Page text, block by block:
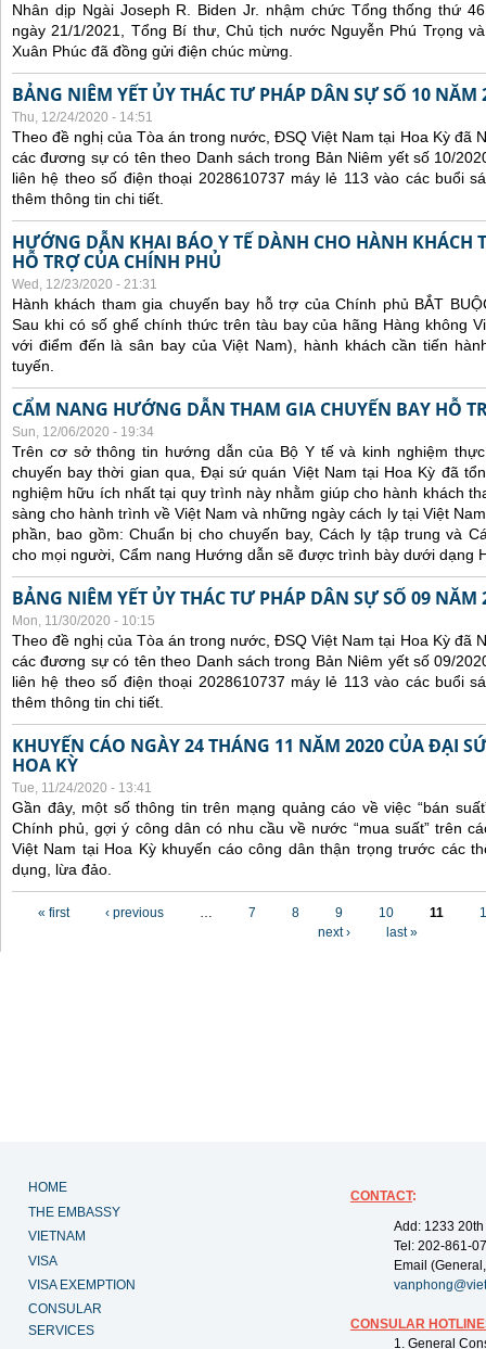
Nhân dịp Ngài Joseph R. Biden Jr. nhậm chức Tổng thống thứ
ngày 21/1/2021, Tổng Bí thư, Chủ tịch nước Nguyễn Phú Trọng
Xuân Phúc đã đồng gửi điện chúc mừng.
BẢNG NIÊM YẾT ỦY THÁC TƯ PHÁP DÂN SỰ SỐ 10 NĂM
Thu, 12/24/2020 - 14:51
Theo đề nghị của Tòa án trong nước, ĐSQ Việt Nam tại Hoa Kỳ đã
các đương sự có tên theo Danh sách trong Bản Niêm yết số 10/
liên hệ theo số điện thoại 2028610737 máy lẻ 113 vào các buổi
thêm thông tin chi tiết.
HƯỚNG DẪN KHAI BÁO Y TẾ DÀNH CHO HÀNH KHÁCH
HỖ TRỢ CỦA CHÍNH PHỦ
Wed, 12/23/2020 - 21:31
Hành khách tham gia chuyến bay hỗ trợ của Chính phủ BẮT
Sau khi có số ghế chính thức trên tàu bay của hãng Hàng không
với điểm đến là sân bay của Việt Nam), hành khách cần tiến
tuyến.
CẨM NANG HƯỚNG DẪN THAM GIA CHUYẾN BAY HỖ
Sun, 12/06/2020 - 19:34
Trên cơ sở thông tin hướng dẫn của Bộ Y tế và kinh nghiệm
chuyến bay thời gian qua, Đại sứ quán Việt Nam tại Hoa Kỳ đã
nghiệm hữu ích nhất tại quy trình này nhằm giúp cho hành khách
sàng cho hành trình về Việt Nam và những ngày cách ly tại Việt
phần, bao gồm: Chuẩn bị cho chuyến bay, Cách ly tập trung và
cho mọi người, Cẩm nang Hướng dẫn sẽ được trình bày dưới dạng
BẢNG NIÊM YẾT ỦY THÁC TƯ PHÁP DÂN SỰ SỐ 09 NĂM
Mon, 11/30/2020 - 10:15
Theo đề nghị của Tòa án trong nước, ĐSQ Việt Nam tại Hoa Kỳ đã
các đương sự có tên theo Danh sách trong Bản Niêm yết số 09/
liên hệ theo số điện thoại 2028610737 máy lẻ 113 vào các buổi
thêm thông tin chi tiết.
KHUYẾN CÁO NGÀY 24 THÁNG 11 NĂM 2020 CỦA ĐẠI
HOA KỲ
Tue, 11/24/2020 - 13:41
Gần đây, một số thông tin trên mạng quảng cáo về việc “bán
Chính phủ, gợi ý công dân có nhu cầu về nước “mua suất” trên
Việt Nam tại Hoa Kỳ khuyến cáo công dân thận trọng trước các
dụng, lừa đảo.
« first ‹ previous … 7 8 9 10 11
next ›
last »
HOME
THE EMBASSY
VIETNAM
VISA
VISA EXEMPTION
CONSULAR
SERVICES
CONTACT:
Add: 1233
Tel: 202-861-
Email
CONSULAR
1. General